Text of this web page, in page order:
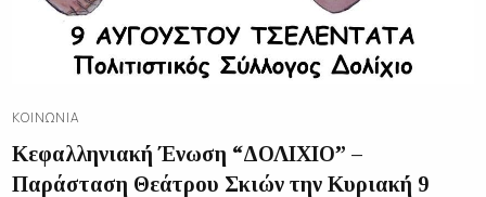
ΚΟΙΝΩΝΊΑ
Κεφαλληνιακή Ένωση “ΔΟΛΙΧΙΟ” –
Παράσταση Θεάτρου Σκιών την Κυριακή 9